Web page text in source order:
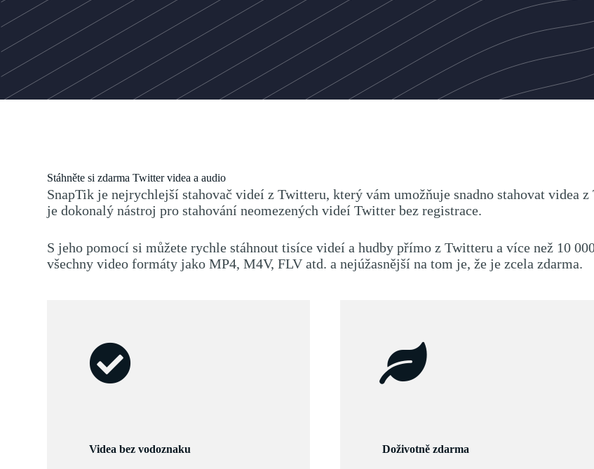
Stáhněte si zdarma Twitter videa a audio
SnapTik je nejrychlejší stahovač videí z Twitteru, který vám umožňuje snadno stahovat videa
je dokonalý nástroj pro stahování neomezených videí Twitter bez registrace.
S jeho pomocí si můžete rychle stáhnout tisíce videí a hudby přímo z Twitteru a více než 10
všechny video formáty jako MP4, M4V, FLV atd. a nejúžasnější na tom je, že je zcela zdarma.
Videa bez vodoznaku Doživotně zdarma